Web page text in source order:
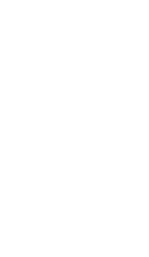
Free2move Rent